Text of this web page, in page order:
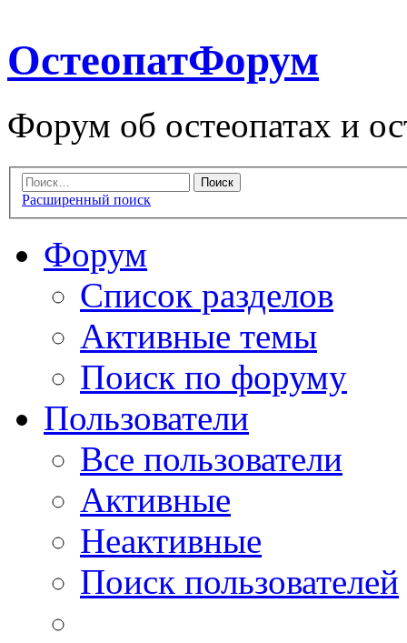
ОстеопатФорум
Форум об остеопатах и
Расширенный поиск
Форум
Список разделов
Активные темы
Поиск по форуму
Пользователи
Все пользователи
Активные
Неактивные
Поиск пользователей